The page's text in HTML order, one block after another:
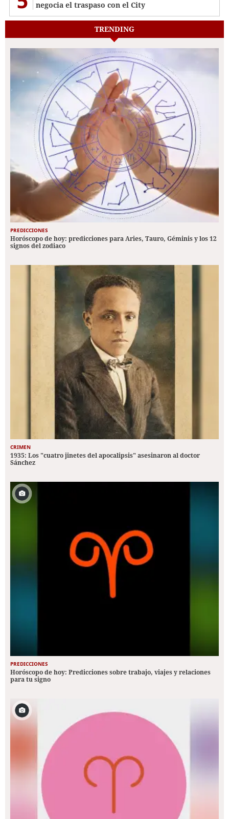
negocia el traspaso con el City
TRENDING
PREDICCIONES
Horóscopo de hoy: predicciones para Aries, Tauro, Géminis y los 12
signos del zodiaco
CRIMEN
1935: Los "cuatro jinetes del apocalipsis" asesinaron al doctor
Sánchez
PREDICCIONES
Horóscopo de hoy: Predicciones sobre trabajo, viajes y relaciones
para tu signo